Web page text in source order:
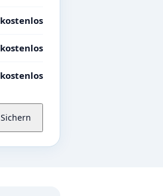
kostenlos
kostenlos
kostenlos
Sichern